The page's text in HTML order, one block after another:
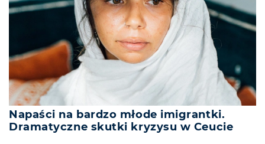
Napaści na bardzo młode imigrantki.
Dramatyczne skutki kryzysu w Ceucie